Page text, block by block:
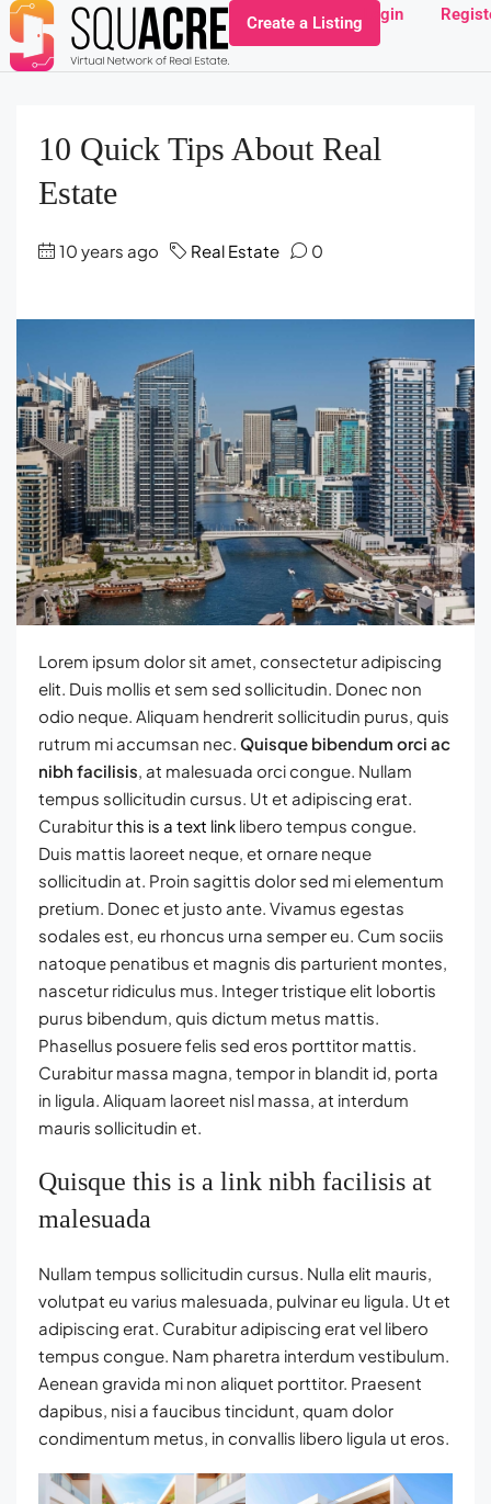
Create a Listing Login
10 Quick Tips About Real
Estate
10 years ago Real Estate 0
Lorem ipsum dolor sit amet, consectetur adipiscing
elit. Duis mollis et sem sed sollicitudin. Donec non
odio neque. Aliquam hendrerit sollicitudin purus, quis
rutrum mi accumsan nec. Quisque bibendum orci ac
nibh facilisis , at malesuada orci congue. Nullam
tempus sollicitudin cursus. Ut et adipiscing erat.
Curabiturthis is a text link libero tempus congue.
Duis mattis laoreet neque, et ornare neque
sollicitudin at. Proin sagittis dolor sed mi elementum
pretium. Donec et justo ante. Vivamus egestas
sodales est, eu rhoncus urna semper eu. Cum sociis
natoque penatibus et magnis dis parturient montes,
nascetur ridiculus mus. Integer tristique elit lobortis
purus bibendum, quis dictum metus mattis.
Phasellus posuere felis sed eros porttitor mattis.
Curabitur massa magna, tempor in blandit id, porta
in ligula. Aliquam laoreet nisl massa, at interdum
mauris sollicitudin et.
Quisque this is a link nibh facilisis at
malesuada
Nullam tempus sollicitudin cursus. Nulla elit mauris,
volutpat eu varius malesuada, pulvinar eu ligula. Ut et
adipiscing erat. Curabitur adipiscing erat vel libero
tempus congue. Nam pharetra interdum vestibulum.
Aenean gravida mi non aliquet porttitor. Praesent
dapibus, nisi a faucibus tincidunt, quam dolor
condimentum metus, in convallis libero ligula ut eros.